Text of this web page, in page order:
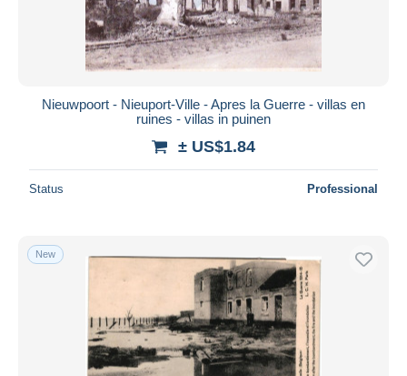
Nieuwpoort - Nieuport-Ville - Apres la Guerre - villas en
ruines - villas in puinen
± US$1.84
Status Professional
New